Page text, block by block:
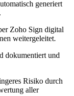
generiert
Zoho Sign digital
weitergeleitet.
dokumentiert und
Risiko durch
aller